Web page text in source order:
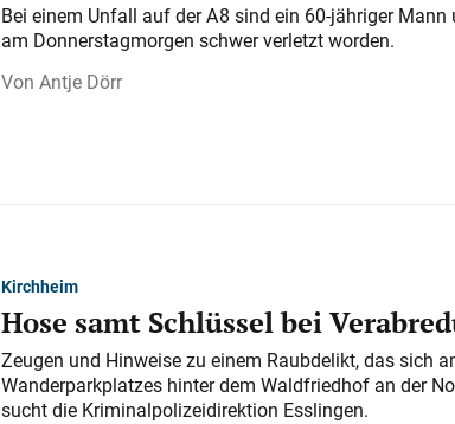
Bei einem Unfall auf der A 8 sind ein 60-jähriger
am Donnerstagmorgen schwer verletzt worden.
Antje Dörr
Kirchheim
Hose samt Schlüssel bei
Zeugen und Hinweise zu einem Raubdelikt, das sich
Wanderparkplatzes hinter dem Waldfriedhof an der
sucht die Kriminalpolizeidirektion Esslingen.